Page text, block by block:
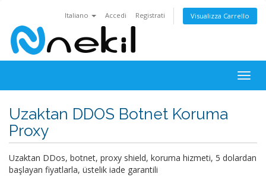
Italiano Accedi Registrati Visualizza Carrello
Uzaktan DDOS Botnet Koruma
Proxy
Uzaktan DDos, botnet, proxy shield, koruma hizmeti, 5 dolardan
başlayan fiyatlarla, üstelik iade garantili